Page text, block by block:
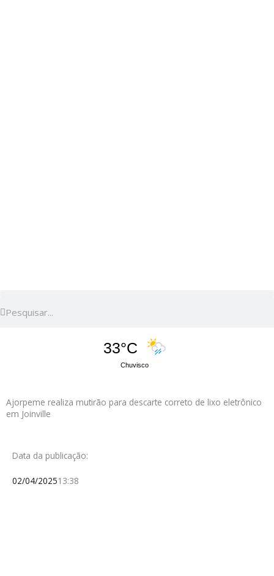
33°C
Chuvisco
Ajorpeme realiza mutirão para descarte correto de lixo eletrônico
em Joinville
Data da publicação:
02/04/202513:38